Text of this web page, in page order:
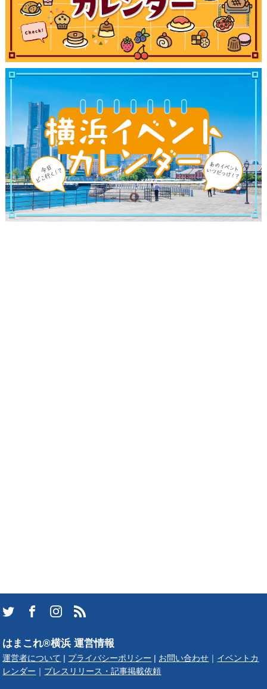
はまこれ®横浜 運営情報
運営者について プライバシーポリシー お問い合わせ
イベントカ
レンダー
プレスリリース・記事掲載依頼